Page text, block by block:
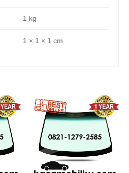
1 kg
1 × 1 × 1 cm